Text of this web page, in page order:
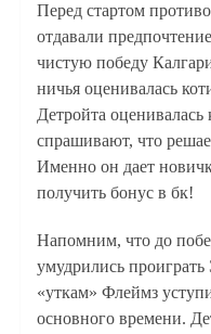
Перед стартом
отдавали
чистую победу
ничья оценивалась
Детройта
спрашивают, что
Именно он дает
получить бонус в бк!
Напомним, что до
умудрились
«уткам» Флеймз
основного времени.